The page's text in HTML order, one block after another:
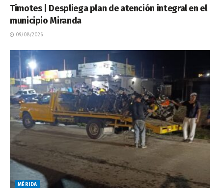
Timotes | Despliega plan de atención integral en el
municipio Miranda
09/08/2026
MÉRIDA